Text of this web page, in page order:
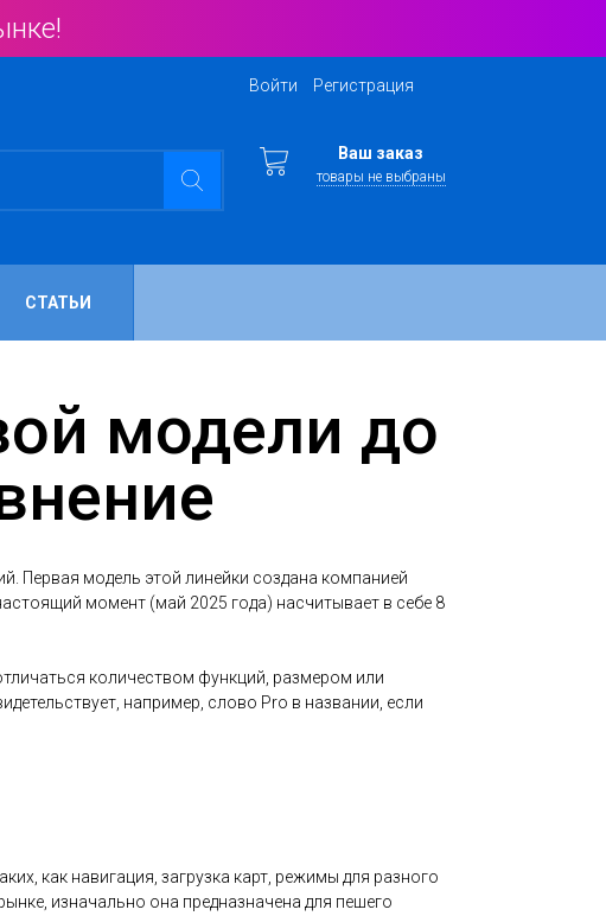
Войти Регистрация
Ваш заказ
товары не выбраны
СТАТЬИ
Первая модель этой линейки создана компанией
момент (май 2025 года) насчитывает в себе 8
количеством функций, размером или
например, слово Pro в названии, если
как навигация, загрузка карт, режимы для разного
изначально она предназначена для пешего